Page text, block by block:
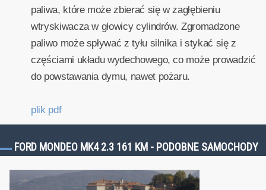
paliwa, które może zbierać się w zagłębieniu
wtryskiwacza w głowicy cylindrów. Zgromadzone
paliwo może spływać z tyłu silnika i stykać się z
częściami układu wydechowego, co może prowadzić
do powstawania dymu, nawet pożaru.
plik pdf
FORD MONDEO MK4 2.3 161 KM - PODOBNE SAMOCHODY